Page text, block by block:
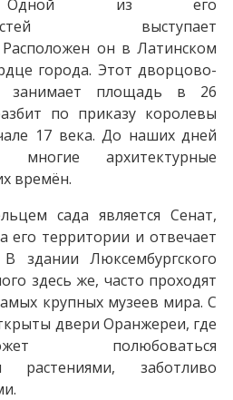
Одной из его
выступает
Расположен он в Латинском
города. Этот дворцово-
занимает площадь в 26
по приказу королевы
17 века. До наших дней
многие архитектурные
времён.
сада является Сенат,
его территории и отвечает
здании Люксембургского
здесь же, часто проходят
крупных музеев мира. С
двери Оранжереи, где
полюбоваться
растениями, заботливо